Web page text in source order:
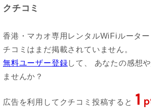
クチコミ
香港・マカオ専用レンタルWiFiルータ
チコミはまだ掲載されていません。
無料ユーザー登録して、 あなたの感想
ませんか？
広告を利用してクチコミ投稿すると 1